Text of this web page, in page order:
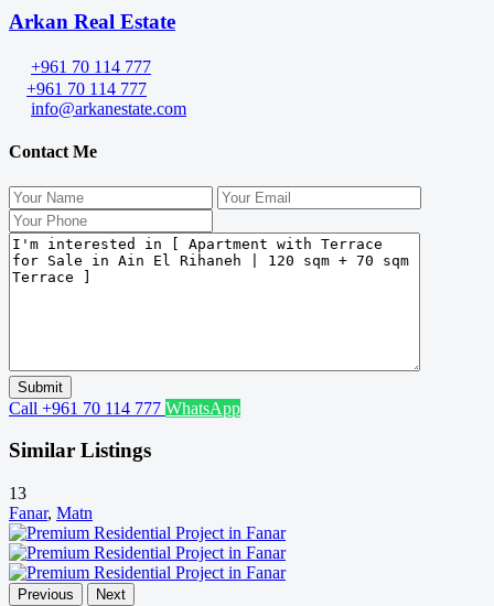
Arkan Real Estate
+961 70 114 777
+961 70 114 777
info@arkanestate.com
Contact Me
Call +961 70 114 777 WhatsApp
Similar Listings
13
Fanar, Matn
Previous Next